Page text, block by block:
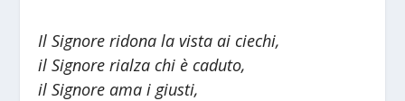
Il Signore ridona la vista ai ciechi,
il Signore rialza chi è caduto,
il Signore ama i giusti,